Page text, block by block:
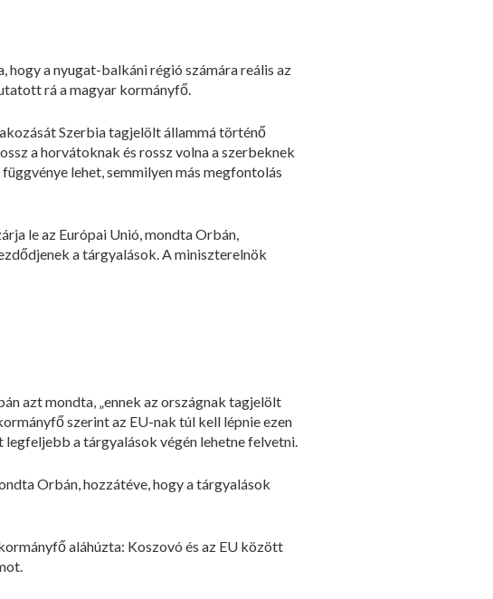
a nyugat-balkáni régió számára reális az
rá a magyar kormányfő.
Szerbia tagjelölt állammá történő
a horvátoknak és rossz volna a szerbeknek
lehet, semmilyen más megfontolás
le az Európai Unió, mondta Orbán,
a tárgyalások. A miniszterelnök
azt mondta, „ennek az országnak tagjelölt
szerint az EU-nak túl kell lépnie ezen
legfeljebb a tárgyalások végén lehetne felvetni.
Orbán, hozzátéve, hogy a tárgyalások
aláhúzta: Koszovó és az EU között